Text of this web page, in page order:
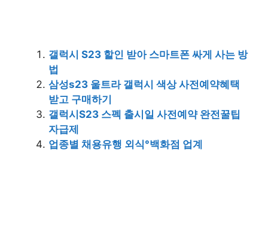
갤럭시 S23 할인 받아 스마트폰 싸게 사는 방
법
삼성s23 울트라 갤럭시 색상 사전예약혜택
받고 구매하기
갤럭시S23 스펙 출시일 사전예약 완전꿀팁
자급제
업종별 채용유행 외식°백화점 업계